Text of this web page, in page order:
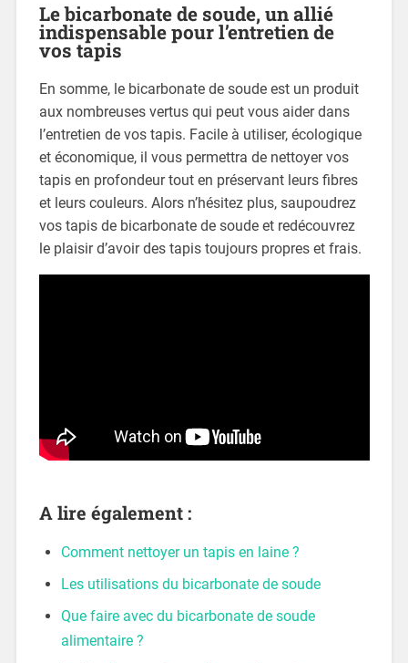
Le bicarbonate de soude, un allié
indispensable pour l’entretien de
vos tapis
En somme, le bicarbonate de soude est un produit
aux nombreuses vertus qui peut vous aider dans
l’entretien de vos tapis. Facile à utiliser, écologique
et économique, il vous permettra de nettoyer vos
tapis en profondeur tout en préservant leurs fibres
et leurs couleurs. Alors n’hésitez plus, saupoudrez
vos tapis de bicarbonate de soude et redécouvrez
le plaisir d’avoir des tapis toujours propres et frais.
A lire également :
Comment nettoyer un tapis en laine ?
Les utilisations du bicarbonate de soude
Que faire avec du bicarbonate de soude
alimentaire ?